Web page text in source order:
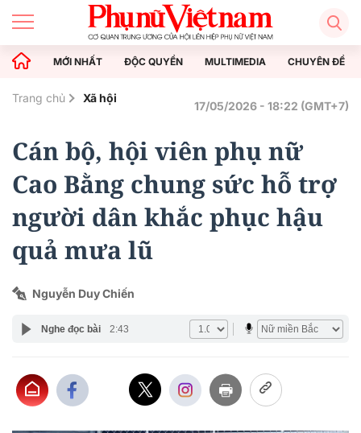
MỚI NHẤT ĐỘC QUYỀN MULTIMEDIA CHUYÊN ĐỀ
Trang chủ Xã hội
17/05/2026 - 18:22 (GMT+7)
Cán bộ, hội viên phụ nữ
Cao Bằng chung sức hỗ trợ
người dân khắc phục hậu
quả mưa lũ
Nguyễn Duy Chiến
Nghe đọc bài 2:43